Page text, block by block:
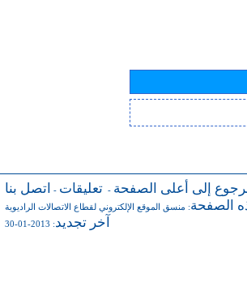
إلى أعلى الصفحة - تعليقات - اتصل بنا
الصفحة: منسق الموقع الإلكتروني لقطاع الاتصالات الراديوية
آخر تجديد: 2013-01-30